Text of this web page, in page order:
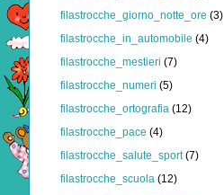
filastrocche_giorno_notte_ore (3)
filastrocche_in_automobile (4)
filastrocche_mestieri (7)
filastrocche_numeri (5)
filastrocche_ortografia (12)
filastrocche_pace (4)
filastrocche_salute_sport (7)
filastrocche_scuola (12)